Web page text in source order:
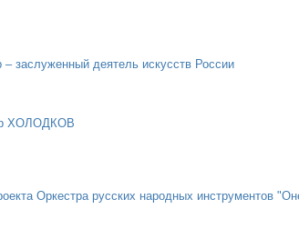
заслуженный деятель искусств России
ХОЛОДКОВ
Оркестра русских народных инструментов